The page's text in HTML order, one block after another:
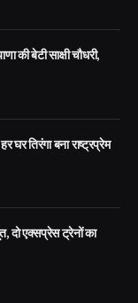
की बेटी साक्षी चौधरी,
घर तिरंगा बना राष्ट्रप्रेम
दो एक्सप्रेस ट्रेनों का